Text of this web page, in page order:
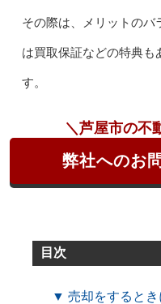
その際は、メリットのバ
は買取保証などの特典も
す。
＼芦屋市の不
弊社へのお
目次
▼ 売却をすると